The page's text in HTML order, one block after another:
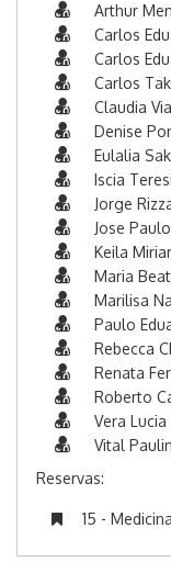
Arthur
Carlos
Carlos
Carlos
Claudia
Denise
Eulalia
Iscia
Jorge
Jose
Keila
Maria
Marilisa
Paulo
Rebecca
Renata
Roberto
Vera
Vital
Reservas:
15 - Medicina